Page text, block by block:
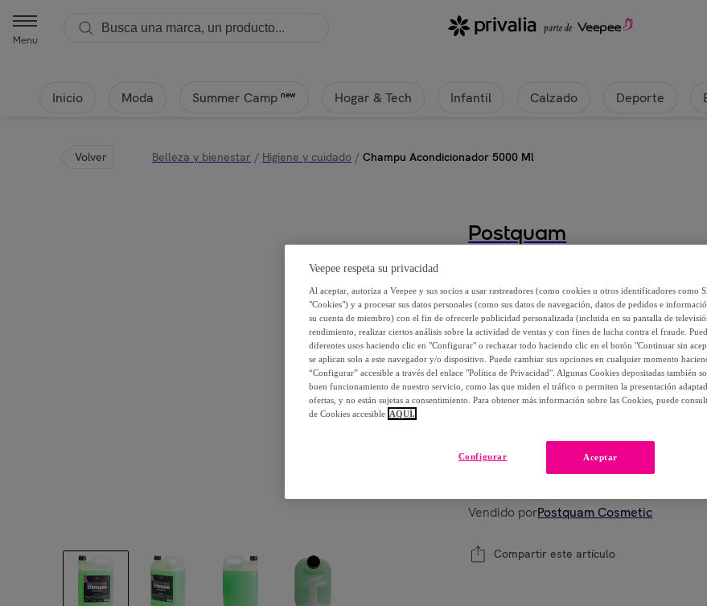
Menu
Inicio Moda Summer Camp new Hogar & Tech Infantil Calzado Deporte
Volver Belleza y bienestar / Higiene y cuidado / Champu Acondicionador 5000 Ml
Postquam
Champu Acondicionador 5000
25,99 €
134,90 €
- 80
Añadir a la cesta
Vendido porPostquam Cosmetic
Compartir este artículo
Veepee respeta su privacidad
Al aceptar, autoriza a Veepee y sus socios a usar rastreadores (como cookies u otros identificadores como
"Cookies") y a procesar sus datos personales (como sus datos de navegación, datos de pedidos e
su cuenta de miembro) con el fin de ofrecerle publicidad personalizada (incluida en su pantalla de
rendimiento, realizar ciertos análisis sobre la actividad de ventas y con fines de lucha contra el fraude.
diferentes usos haciendo clic en "Configurar" o rechazar todo haciendo clic en el botón "Continuar sin
se aplican solo a este navegador y/o dispositivo. Puede cambiar sus opciones en cualquier momento
“Configurar” accesible a través del enlace "Política de Privacidad". Algunas Cookies depositadas también
buen funcionamiento de nuestro servicio, como las que miden el tráfico o permiten la presentación
ofertas, y no están sujetas a consentimiento. Para obtener más información sobre las Cookies, puede
de Cookies accesible AQUÍ.
Aceptar
Configurar